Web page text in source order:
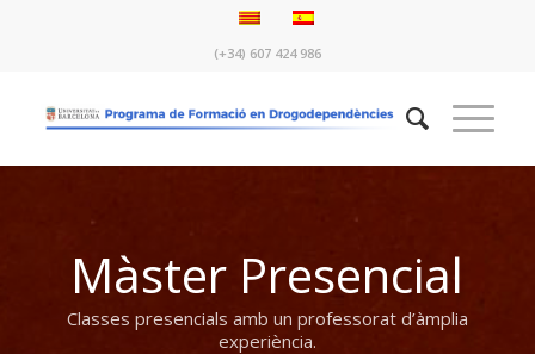
(+34) 607 424 986
Màster Presencial
Classes presencials amb un professorat d’àmplia
experiència.